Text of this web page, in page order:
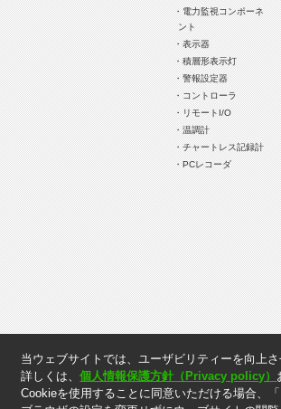
当ウェブサイトでは、ユーザビリティーを向上
詳しくは、個人情報保護方針（Privacy policy）
Cookieを使用することに同意いただける場合、
・電力監視コンポーネ
ント
・表示器
・積層形表示灯
・警報設定器
・コントローラ
・リモートI/O
・温調計
・チャートレス記録計
・PCレコーダ
＊. 本ウェブサイト上の表示